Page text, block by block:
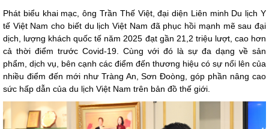
Phát biểu khai mạc, ông Trần Thế Việt, đại diện Liên minh Du lịch Y
tế Việt Nam cho biết du lịch Việt Nam đã phục hồi mạnh mẽ sau đại
dịch, lượng khách quốc tế năm 2025 đạt gần 21,2 triệu lượt, cao hơn
cả thời điểm trước Covid-19. Cùng với đó là sự đa dạng về sản
phẩm, dịch vụ, bên cạnh các điểm đến thương hiệu có sự nổi lên của
nhiều điểm đến mới như Tràng An, Sơn Đoòng, góp phần nâng cao
sức hấp dẫn của du lịch Việt Nam trên bản đồ thế giới.